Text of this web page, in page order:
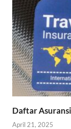
Daftar
April 21, 2025